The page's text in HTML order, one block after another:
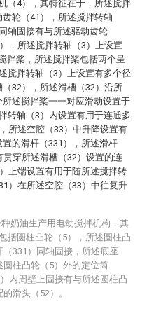
（4），其特征在于，所述搅拌
轮（41），所述搅拌转轴
轴固接有与所述驱动齿轮
，所述搅拌转轴（3）上设置
拌桨，所述搅拌桨包括两个呈
搅拌转轴（3）上设置有多个径
32），所述滑槽（32）沿所
述搅拌桨一一对应滑动设置于
转轴（3）内设置有用于连通多
所述空腔（33）中升降设置有
的滑杆（331），所述滑杆
贯穿所述滑槽（32）设置的连
上端设置有用于随所述搅拌转
）在所述空腔（33）中往复升
奶油生产用电动搅拌机构，其
括圆柱凸轮（5），所述圆柱凸
331）同轴固接，所述底座
圆柱凸轮（5）外的定位筒
内周壁上固接有与所述圆柱凸
滑头（52）。